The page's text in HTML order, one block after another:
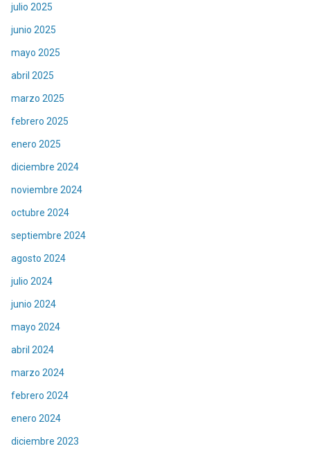
julio 2025
junio 2025
mayo 2025
abril 2025
marzo 2025
febrero 2025
enero 2025
diciembre 2024
noviembre 2024
octubre 2024
septiembre 2024
agosto 2024
julio 2024
junio 2024
mayo 2024
abril 2024
marzo 2024
febrero 2024
enero 2024
diciembre 2023